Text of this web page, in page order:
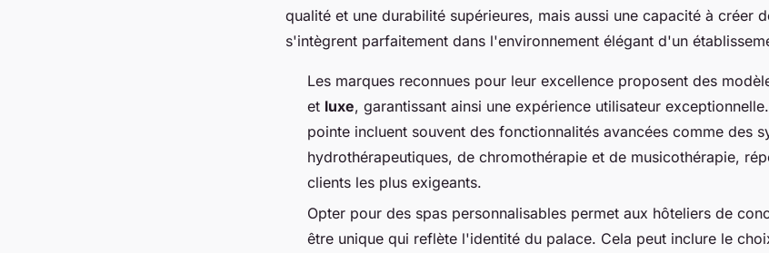
qualité et une durabilité supérieures, mais aussi une capacité à créer
s'intègrent parfaitement dans l'environnement élégant d'un
Les marques reconnues pour leur excellence proposent des
et luxe, garantissant ainsi une expérience utilisateur
pointe incluent souvent des fonctionnalités avancées comme des
hydrothérapeutiques, de chromothérapie et de musicothérapie,
clients les plus exigeants.
Opter pour des spas personnalisables permet aux hôteliers de
être unique qui reflète l'identité du palace. Cela peut inclure le